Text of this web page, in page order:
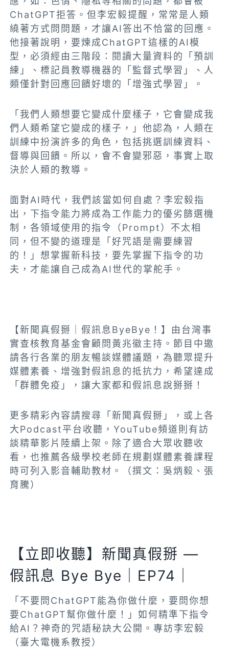
ChatGPT拒答。但 李宏毅提醒，常常是人類
繞著方式問問題，才讓AI答出不恰當的回應。
他接著說明，要煉成ChatGPT這樣的AI模
型，必須經由三階段：閱讀大量資料的「預訓
練」、標記員教導機器的「監督式學習」、人
類僅針對回應回饋好壞的「增強式學習」。
「我們人類想要它變成什麼樣子，它會變成我
們人類希望它變成的樣子，」他認為，人類在
訓練中扮演許多的角色，包括挑選訓練資料、
督導與回饋。所以，會不會變邪惡，事實上取
決於人類的教導。
面對AI時代，我們該當如何自處？李宏毅指
出，下指令能力將成為工作能力的優劣篩選機
制，各領域使用的指令（Prompt）不太相
同，但不變的道理是「好咒語是需要練習
的！」想掌握新科技，要先掌握下指令的功
夫，才能讓自己成為AI世代的掌舵手。
【新聞真假掰｜假訊息ByeBye！】由台灣事
實查核教育基金會顧問黃兆徽主持。節目中邀
請各行各業的朋友暢談媒體議題，為聽眾提升
媒體素養、增強對假訊息的抵抗力，希望達成
「群體免疫」，讓大家都和假訊息說掰掰！
更多精彩內容請搜尋「新聞真假掰」，或上各
大Podcast平台收聽，YouTube頻道則有訪
談精華影片陸續上架。除了適合大眾收聽收
看，也推薦各級學校老師在規劃媒體素養課程
時可列入影音輔助教材。（撰文：吳炳毅、張
育騰）
【立即收聽】新聞真假掰 —
假訊息 Bye Bye｜EP74｜
「不要問ChatGPT能為你做什麼，要問你想
要ChatGPT幫你做什麼！」如何精準下指令
給AI？神奇的咒語秘訣大公開。專訪李宏毅
（臺大電機系教授）